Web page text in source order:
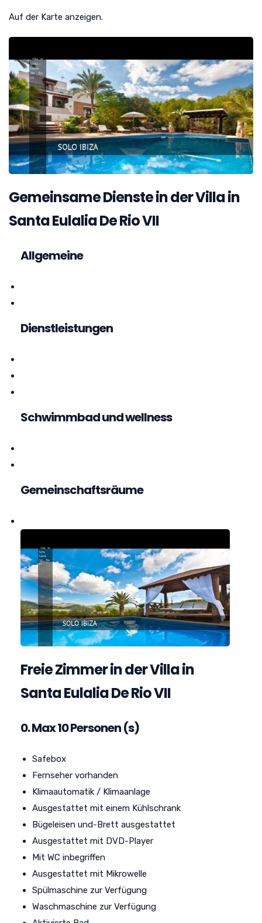
Auf der Karte anzeigen.
Gemeinsame Dienste in der Villa in
Santa Eulalia De Rio VII
Allgemeine
Dienstleistungen
Schwimmbad und wellness
Gemeinschaftsräume
Freie Zimmer in der Villa in
Santa Eulalia De Rio VII
0. Max 10 Personen (s)
Safebox
Fernseher vorhanden
Klimaautomatik / Klimaanlage
Ausgestattet mit einem Kühlschrank
Bügeleisen und-Brett ausgestattet
Ausgestattet mit DVD-Player
Mit WC inbegriffen
Ausgestattet mit Mikrowelle
Spülmaschine zur Verfügung
Waschmaschine zur Verfügung